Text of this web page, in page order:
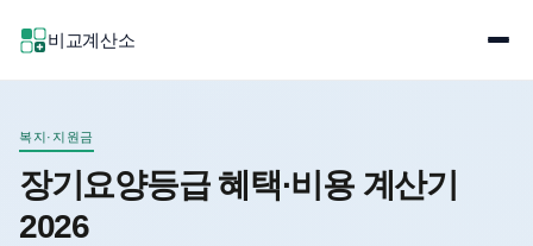
비교계산소
복지·지원금
장기요양등급 혜택·비용 계산기
2026